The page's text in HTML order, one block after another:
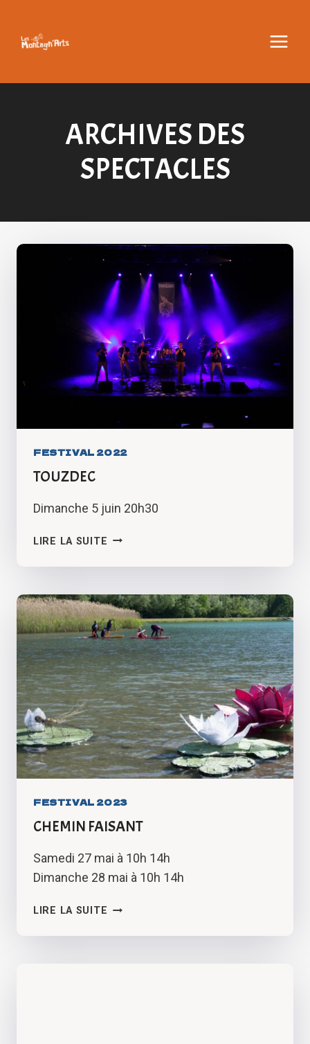
contenu
ARCHIVES DES
SPECTACLES
FESTIVAL 2022
TOUZDEC
Dimanche 5 juin 20h30
LIRE LA SUITE TOUZDEC
FESTIVAL 2023
CHEMIN FAISANT
Samedi 27 mai à 10h 14h
Dimanche 28 mai à 10h 14h
LIRE LA SUITE CHEMIN